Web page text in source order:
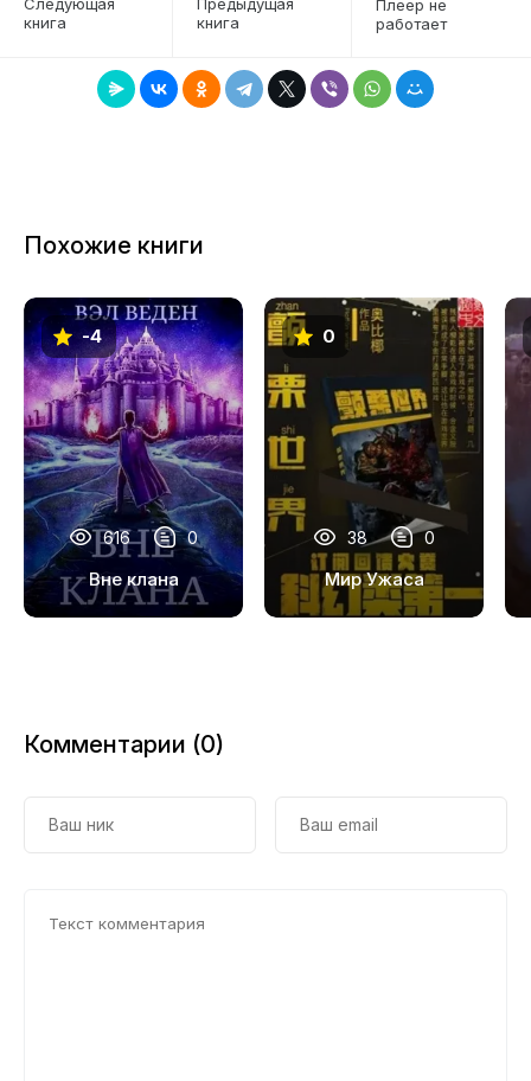
7
12
13
14
15
16
17
18
19
20
23
24
27
Следующая
книга
Предыдущая
книга
Плеер не
работает
Похожие книги
-4
616 0
Вне клана
0
38 0
Мир Ужаса
Комментарии (0)